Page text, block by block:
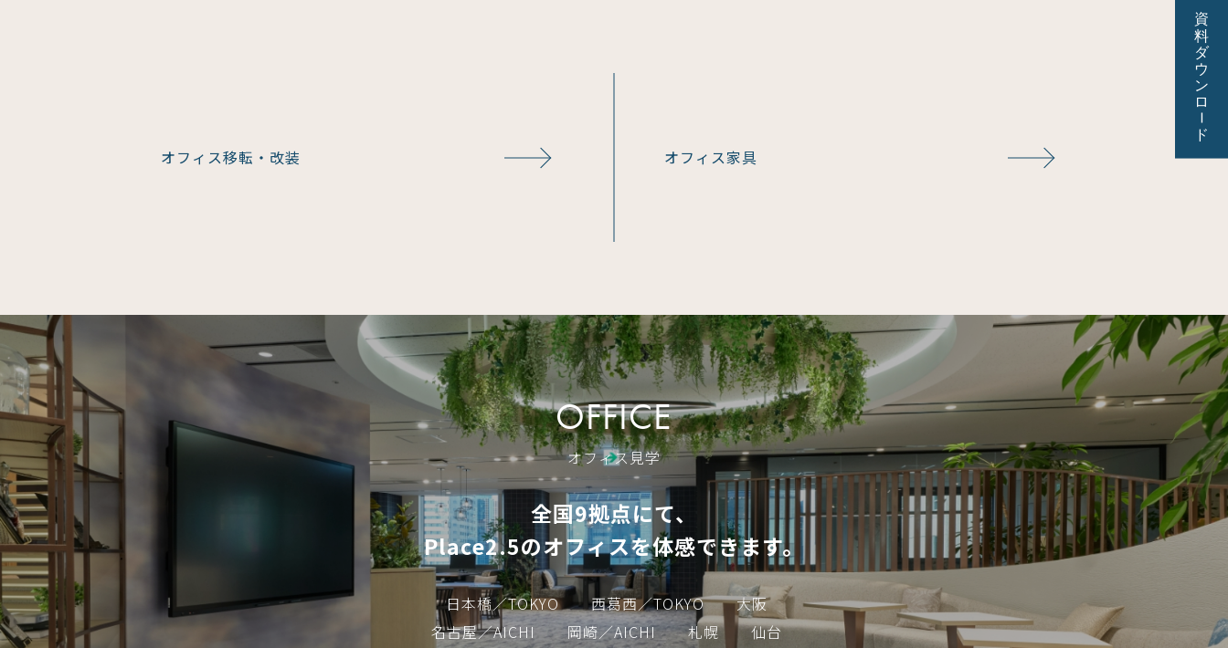
オフィス移転・改装 オフィス家具
OFFICE
オフィス見学
全国9拠点にて、
Place2.5のオフィスを体感できます。
日本橋／TOKYO 西葛西／TOKYO
大阪
名古屋／AICHI
岡崎／AICHI 札幌
仙台